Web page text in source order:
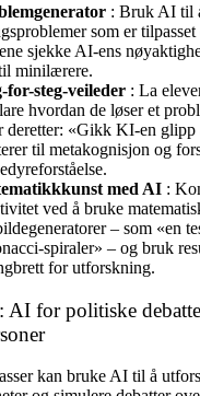
: Bruk AI til
som er
sjekke AI-ens
minilærere.
for-steg-veileder : La
hvordan de løser et
deretter: «Gikk KI-en glipp
til metakognisjon og
med AI :
ved å bruke
– som «en
spiraler» – og bruk
for utforskning.
AI for politiske
kan bruke AI til å